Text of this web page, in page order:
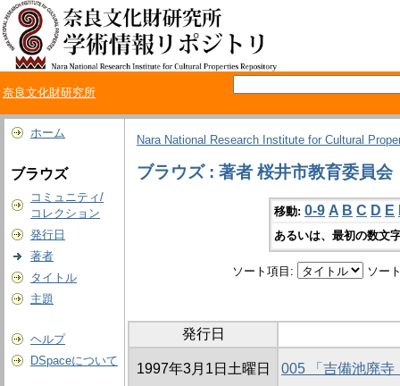
奈良文化財研究所
ホーム
ブラウズ
コミュニティ/
コレクション
発行日
著者
タイトル
主題
ヘルプ
DSpaceについて
Nara National Research Institute for Cultural
ブラウズ : 著者 桜井市教育委員会
移動: 0-9 A B C D E
あるいは、最初の数文
ソート項目: ソー
発行日
1997年3月1日土曜日 005 「吉備池廃